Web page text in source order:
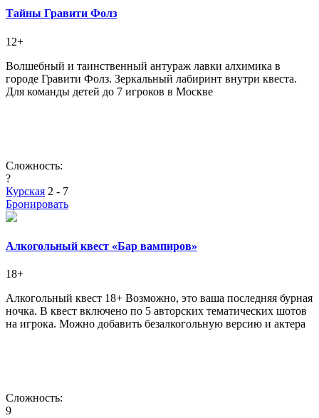
Тайны Гравити Фолз
12+
Волшебный и таинственный антураж лавки алхимика в
городе Гравити Фолз. Зеркальный лабиринт внутри квеста.
Для команды детей до 7 игроков в Москве
Сложность:
?
Курская 2 - 7
Бронировать
Алкогольный квест «Бар вампиров»
18+
Алкогольный квест 18+ Возможно, это ваша последняя бурная
ночка. В квест включено по 5 авторских тематических шотов
на игрока. Можно добавить безалкогольную версию и актера
Сложность:
9